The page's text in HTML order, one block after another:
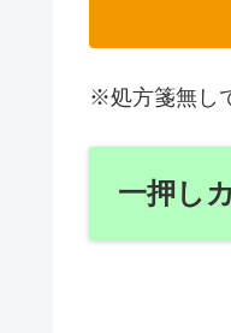
※処方箋無し
一押し